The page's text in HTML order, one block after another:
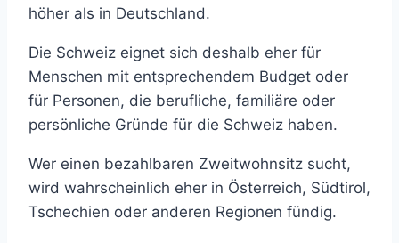
höher als in Deutschland.
Die Schweiz eignet sich deshalb eher für
Menschen mit entsprechendem Budget oder
für Personen, die berufliche, familiäre oder
persönliche Gründe für die Schweiz haben.
Wer einen bezahlbaren Zweitwohnsitz sucht,
wird wahrscheinlich eher in Österreich, Südtirol,
Tschechien oder anderen Regionen fündig.